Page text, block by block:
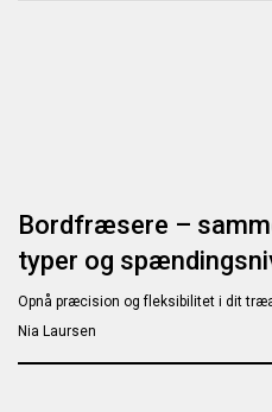
Bordfræsere –
typer og
Opnå præcision og fleksibilitet i dit
Nia Laursen